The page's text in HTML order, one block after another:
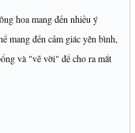
hoa mang đến nhiều ý
mang đến cảm giác yên bình,
và "vẽ vời" để cho ra mắt